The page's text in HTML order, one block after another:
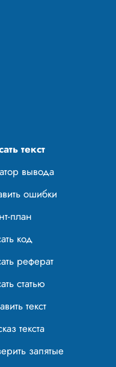
текст
вывода
ошибки
план
код
реферат
статью
текст
текста
запятые